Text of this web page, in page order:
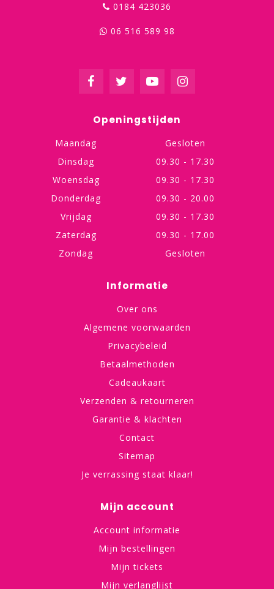
0184 423036
06 516 589 98
Openingstijden
Maandag
Gesloten
Dinsdag
09.30 - 17.30
Woensdag
09.30 - 17.30
Donderdag
09.30 - 20.00
Vrijdag
09.30 - 17.30
Zaterdag
09.30 - 17.00
Zondag
Gesloten
Informatie
Over ons
Algemene voorwaarden
Privacybeleid
Betaalmethoden
Cadeaukaart
Verzenden & retourneren
Garantie & klachten
Contact
Sitemap
Je verrassing staat klaar!
Mijn account
Account informatie
Mijn bestellingen
Mijn tickets
Mijn verlanglijst